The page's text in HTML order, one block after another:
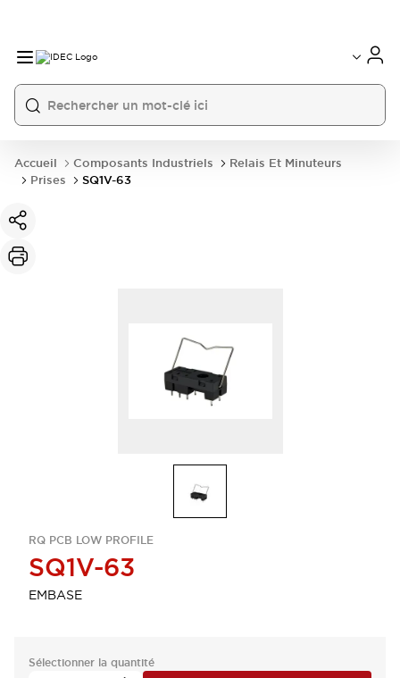
Accueil Composants Industriels
Relais Et Minuteurs
Prises
SQ1V-63
RQ PCB LOW PROFILE
SQ1V-63
EMBASE
Sélectionner la quantité